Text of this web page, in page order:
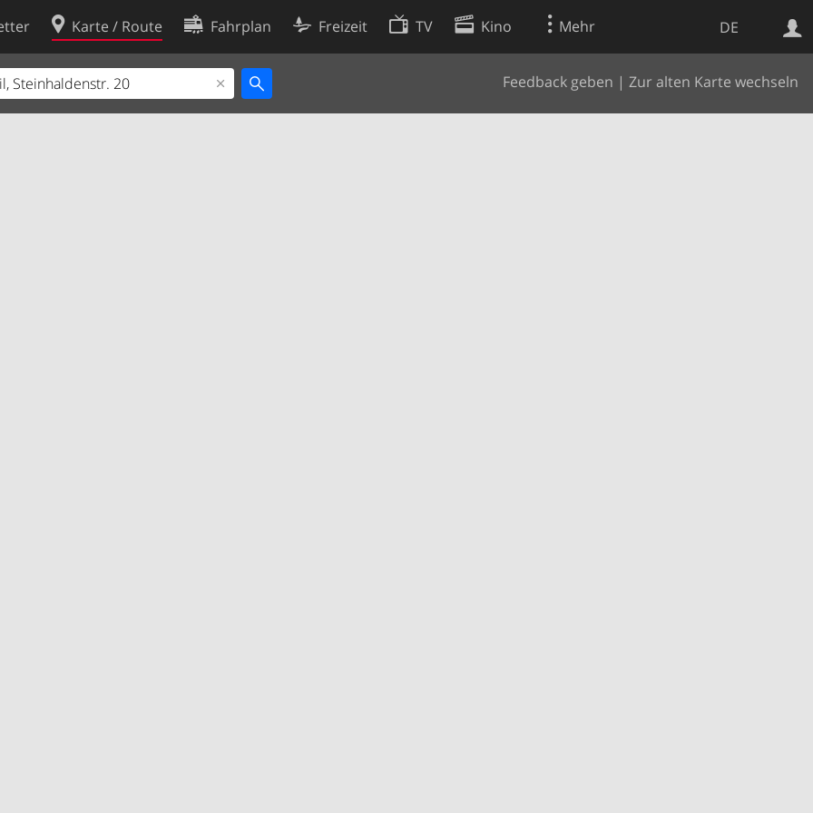
DE
Karte / Route Fahrplan Freizeit TV Kino Mehr
Feedback geben | Zur alten Karte wechseln
Websuche
Cookie-Richtlinie
Cookie-Einstellungen